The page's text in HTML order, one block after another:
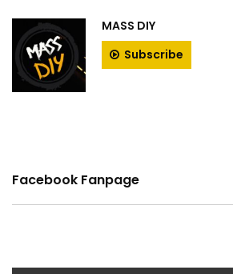
MASS DIY
Subscribe
Facebook Fanpage